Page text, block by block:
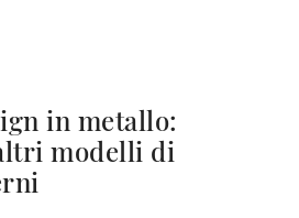
in metallo:
modelli di